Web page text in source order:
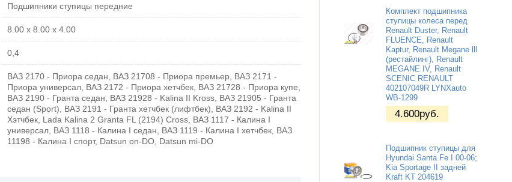
Подшипники ступицы передние
8.00 x 8.00 x 4.00
0,4
ВАЗ 2170 - Приора седан, ВАЗ 21708 - Приора премьер, ВАЗ 2171 -
Приора универсал, ВАЗ 2172 - Приора хетчбек, ВАЗ 21728 - Приора купе,
ВАЗ 2190 - Гранта седан, ВАЗ 21928 - Kalina II Kross, ВАЗ 21905 - Гранта
седан (Sport), ВАЗ 2191 - Гранта хетчбек (лифтбек), ВАЗ 2192 - Kalina II
Хэтчбек, Lada Kalina 2 Granta FL (2194) Cross, ВАЗ 1117 - Калина I
универсал, ВАЗ 1118 - Калина I седан, ВАЗ 1119 - Калина I хетчбек, ВАЗ
11198 - Калина I спорт, Datsun on-DO, Datsun mi-DO
Комплект подшипника
ступицы колеса перед
Renault Duster, Renault
FLUENCE, Renault
Kaptur, Renault Megane lll
(рестайлинг), Renault
MEGANE IV, Renault
SCENIC RENAULT
402107049R LYNXauto
WB-1299
4.600руб.
Подшипник ступицы для
Hyundai Santa Fe I 00-06;
Kia Sportage II задней
Kraft KT 204619